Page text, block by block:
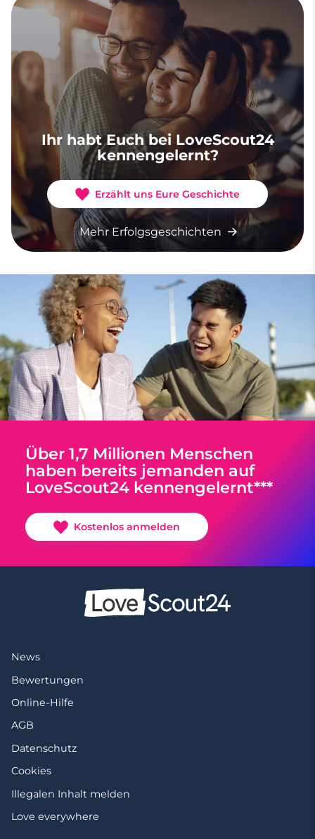
Ihr habt Euch bei LoveScout24
kennengelernt?
Erzählt uns Eure Geschichte
Mehr Erfolgsgeschichten
Über 1,7 Millionen Menschen
haben bereits jemanden auf
LoveScout24 kennengelernt***
Kostenlos anmelden
News
Bewertungen
Online-Hilfe
AGB
Datenschutz
Cookies
Illegalen Inhalt melden
Love everywhere